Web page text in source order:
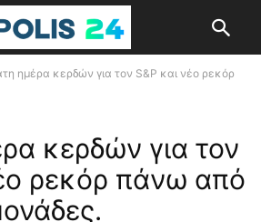
ημέρα κερδών για τον S&P και νέο ρεκόρ
κερδών για τον
ρεκόρ πάνω από